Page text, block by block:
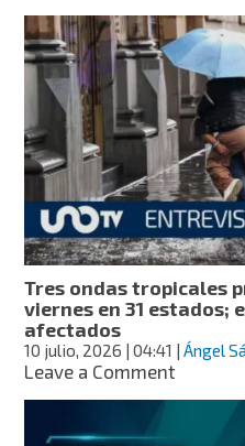
el
país
tendrá
lluvia
este
sábado,
advierte
estados
en
los
que
lloverá
más
fuerte
Tres ondas tropicales
viernes en 31 estados;
afectados
10 julio, 2026 | 04:41 |Ángel
Leave a Commenton